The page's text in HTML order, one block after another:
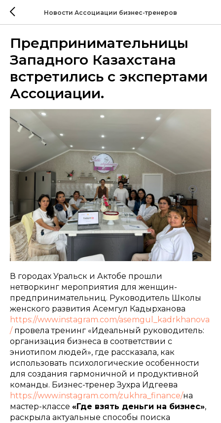
Новости Ассоциации бизнес-тренеров
Предпринимательницы
Западного Казахстана
встретились с экспертами
Ассоциации.
В городах Уральск и Актобе прошли
нетворкинг мероприятия для женщин-
предпринимательниц. Руководитель Школы
женского развития Асемгул Кадырханова
https://www.instagram.com/asemgul_kadrkhanova
/ провела тренинг «Идеальный руководитель:
организация бизнеса в соответствии с
эниотипом людей», где рассказала, как
использовать психологические особенности
для создания гармоничной и продуктивной
команды. Бизнес-тренер Зухра Идгеева
https://www.instagram.com/zukhra_finance/на
мастер-классе «Где взять деньги на бизнес»,
раскрыла актуальные способы поиска